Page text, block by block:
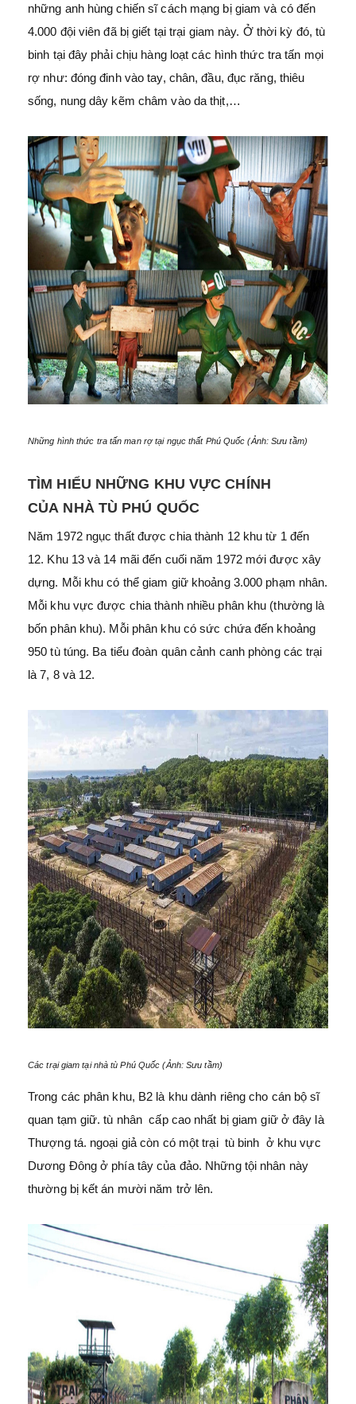
những anh hùng chiến sĩ cách mạng bị giam và có đến
4.000 đội viên đã bị giết tại trại giam này. Ở thời kỳ đó, tù
binh tại đây phải chịu hàng loạt các hình thức tra tấn mọi
rợ như: đóng đinh vào tay, chân, đầu, đục răng, thiêu
sống, nung dây kẽm châm vào da thịt,…
Những hình thức tra tấn man rợ tại ngục thất Phú Quốc (Ảnh: Sưu tầm)
TÌM HIỂU NHỮNG KHU VỰC CHÍNH
CỦA NHÀ TÙ PHÚ QUỐC
Năm 1972 ngục thất được chia thành 12 khu từ 1 đến
12. Khu 13 và 14 mãi đến cuối năm 1972 mới được xây
dựng. Mỗi khu có thể giam giữ khoảng 3.000 phạm nhân.
Mỗi khu vực được chia thành nhiều phân khu (thường là
bốn phân khu). Mỗi phân khu có sức chứa đến khoảng
950 tù túng. Ba tiểu đoàn quân cảnh canh phòng các trại
là 7, 8 và 12.
Các trại giam tại nhà tù Phú Quốc (Ảnh: Sưu tầm)
Trong các phân khu, B2 là khu dành riêng cho cán bộ sĩ
quan tạm giữ. tù nhân cấp cao nhất bị giam giữ ở đây là
Thượng tá. ngoại giả còn có một trại tù binh ở khu vực
Dương Đông ở phía tây của đảo. Những tội nhân này
thường bị kết án mười năm trở lên.